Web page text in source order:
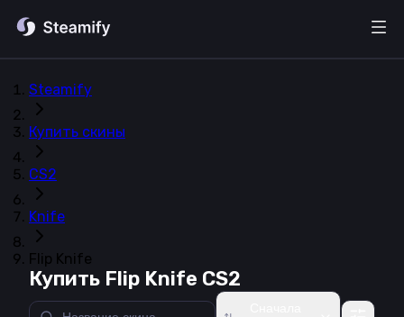
Steamify
Купить скины
CS2
Knife
Flip Knife
Купить Flip Knife CS2